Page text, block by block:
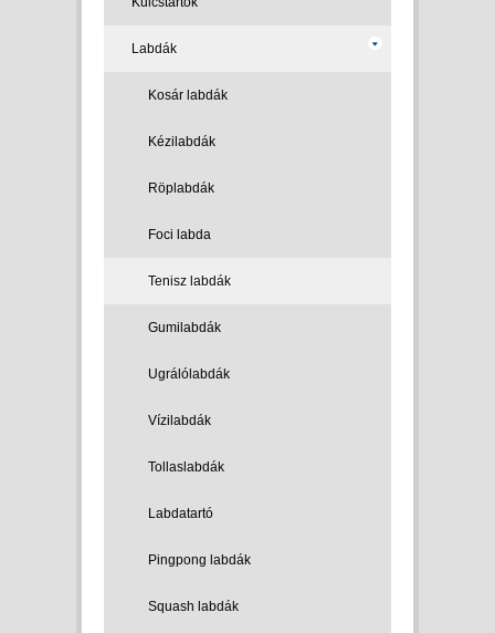
Labdák
Kosár labdák
Kézilabdák
Röplabdák
Foci labda
Tenisz labdák
Gumilabdák
Ugrálólabdák
Vízilabdák
Tollaslabdák
Labdatartó
Pingpong labdák
Squash labdák